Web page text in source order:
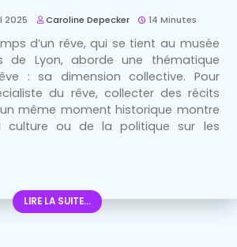
2025 Caroline Depecker 14 Minutes
d’un rêve, qui se tient au musée
de Lyon, aborde une thématique
: sa dimension collective. Pour
du rêve, collecter des récits
même moment historique montre
ou de la politique sur les
LIRE LA SUITE...